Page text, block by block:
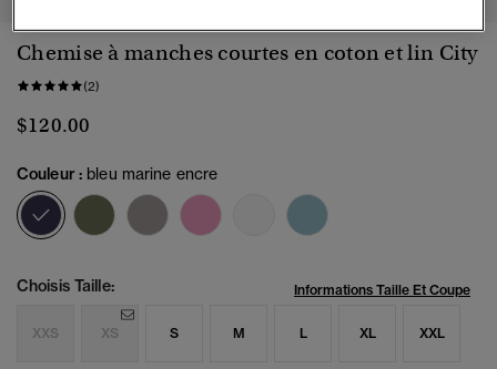
Chemise à manches courtes en coton et lin City
(2)
$120.00
Couleur : bleu marine encre
sélectionné
Choisis Taille: Informations Taille Et Coupe
XXS XS S M L XL XXL